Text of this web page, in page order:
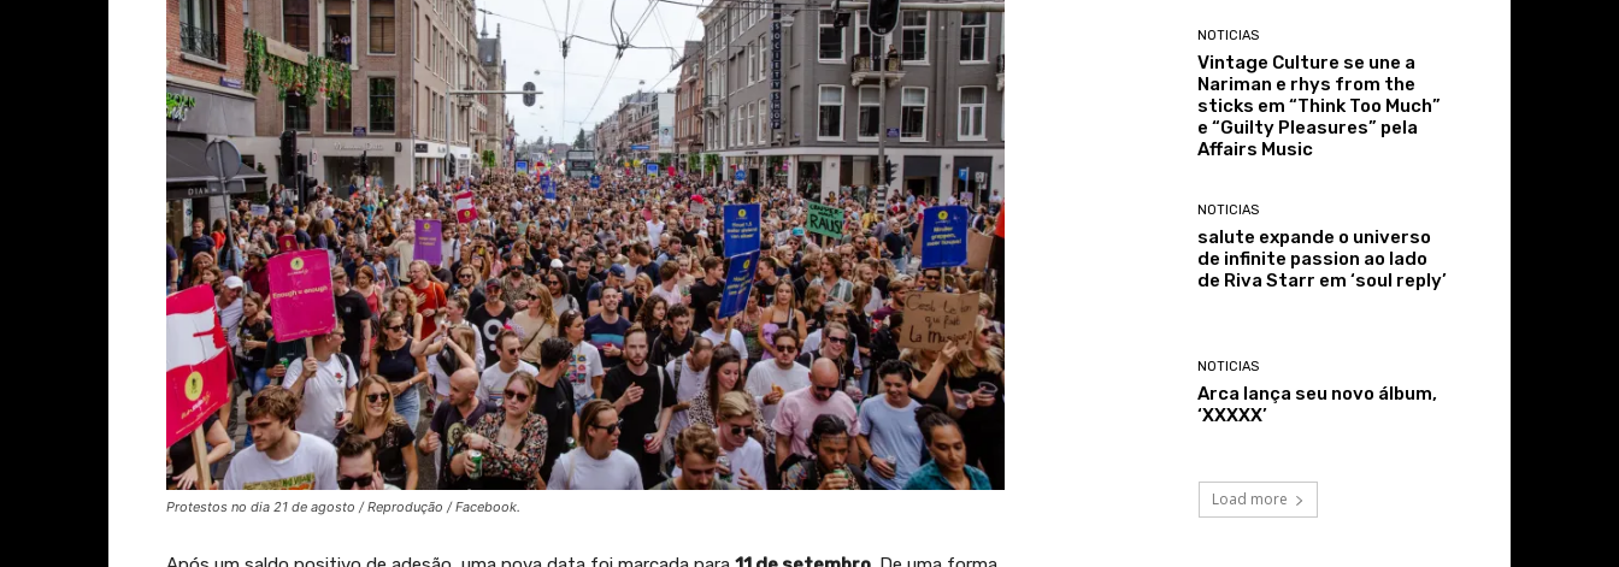
Protestos no dia 21 de agosto / Reprodução / Facebook.
NOTICIAS
Vintage Culture se une a
Nariman e rhys from the
sticks em “Think Too Much”
e “Guilty Pleasures” pela
Affairs Music
NOTICIAS
salute expande o universo
de infinite passion ao lado
de Riva Starr em ‘soul reply’
NOTICIAS
Arca lança seu novo álbum,
‘XXXXX’
Load more